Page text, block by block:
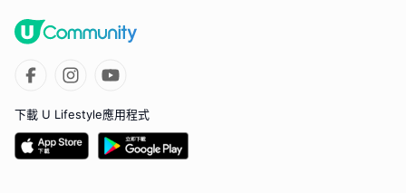
下載 U Lifestyle應用程式